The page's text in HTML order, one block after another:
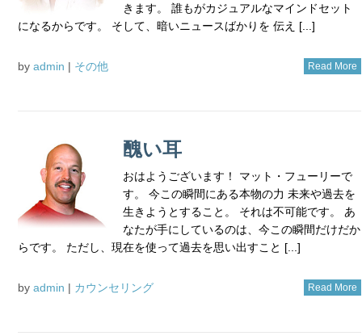
きます。 誰もがカジュアルなマインドセット
になるからです。 そして、暗いニュースばかりを 伝え [...]
by admin | その他 Read More
醜い耳
おはようございます！ マット・フューリーで
す。 今この瞬間にある本物の力 未来や過去を
生きようとすること。 それは不可能です。 あ
なたが手にしているのは、今この瞬間だけだか
らです。 ただし、現在を使って過去を思い出すこと [...]
by admin | カウンセリング Read More